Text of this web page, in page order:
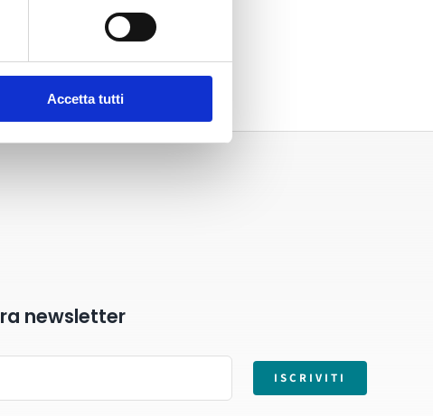
Accetta tutti
newsletter
ISCRIVITI